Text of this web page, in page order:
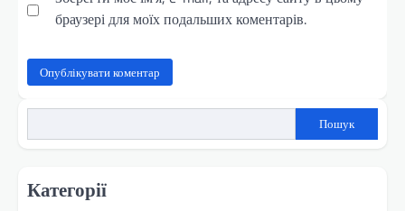
браузері для моїх подальших коментарів.
Пошук
Категорії